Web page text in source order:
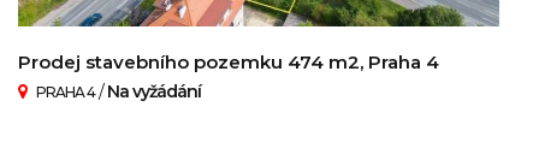
Prodej stavebního pozemku 474 m2, Praha 4
PRAHA 4/Na vyžádání